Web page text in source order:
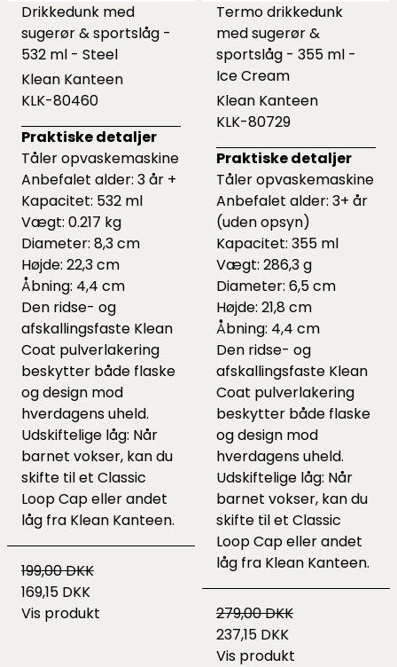
Drikkedunk med
sugerør & sportslåg -
532 ml - Steel
Klean Kanteen
KLK-80460
Praktiske detaljer
Tåler opvaskemaskine
Anbefalet alder: 3 år +
Kapacitet: 532 ml
Vægt: 0.217 kg
Diameter: 8,3 cm
Højde: 22,3 cm
Åbning: 4,4 cm
Den ridse- og
afskallingsfaste Klean
Coat pulverlakering
beskytter både flaske
og design mod
hverdagens uheld.
Udskiftelige låg: Når
barnet vokser, kan du
skifte til et Classic
Loop Cap eller andet
låg fra Klean Kanteen.
199,00 DKK
169,15 DKK
Vis produkt
Termo drikkedunk
med sugerør &
sportslåg - 355 ml -
Ice Cream
Klean Kanteen
KLK-80729
Praktiske detaljer
Tåler opvaskemaskine
Anbefalet alder: 3+ år
(uden opsyn)
Kapacitet: 355 ml
Vægt: 286,3 g
Diameter: 6,5 cm
Højde: 21,8 cm
Åbning: 4,4 cm
Den ridse- og
afskallingsfaste Klean
Coat pulverlakering
beskytter både flaske
og design mod
hverdagens uheld.
Udskiftelige låg: Når
barnet vokser, kan du
skifte til et Classic
Loop Cap eller andet
låg fra Klean Kanteen.
279,00 DKK
237,15 DKK
Vis produkt